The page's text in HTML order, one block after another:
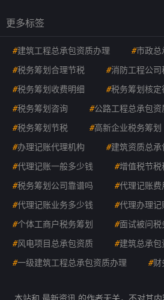
更多标签
#建筑工程总承包资质办理 #市政总
#税务筹划合理节税 #消防工程公司
#税务筹划收费明细 #税务筹划核定
#税务筹划咨询 #公路工程总承包资
#税务筹划节税 #高新企业税务筹划
#办理记账代理机构 #建筑资质总承
#代理记账一般多少钱 #增值税节税
#税务筹划公司靠谱吗 #代理记账费
#代理记账业务多少钱 #代理办理记
#个体工商户税务筹划 #面试被问
#风电项目总承包资质 #建筑总承包
#一级建筑工程总承包资质办理 #财
本站和 最新资讯 的作者无关，不对其